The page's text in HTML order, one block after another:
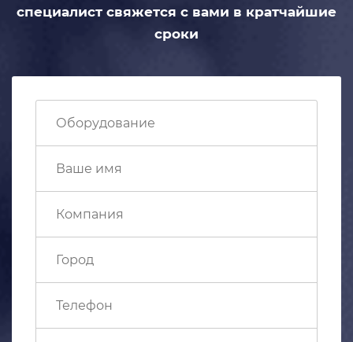
специалист свяжется с вами в кратчайшие
сроки